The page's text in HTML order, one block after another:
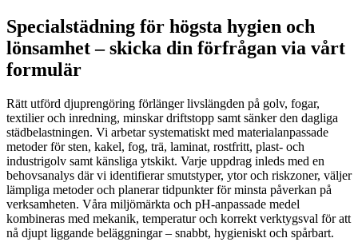
Specialstädning för högsta hygien och
lönsamhet – skicka din förfrågan via vårt
formulär
Rätt utförd djuprengöring förlänger livslängden på golv, fogar,
textilier och inredning, minskar driftstopp samt sänker den dagliga
städbelastningen. Vi arbetar systematiskt med materialanpassade
metoder för sten, kakel, fog, trä, laminat, rostfritt, plast- och
industrigolv samt känsliga ytskikt. Varje uppdrag inleds med en
behovsanalys där vi identifierar smutstyper, ytor och riskzoner, väljer
lämpliga metoder och planerar tidpunkter för minsta påverkan på
verksamheten. Våra miljömärkta och pH-anpassade medel
kombineras med mekanik, temperatur och korrekt verktygsval för att
nå djupt liggande beläggningar – snabbt, hygieniskt och spårbart.